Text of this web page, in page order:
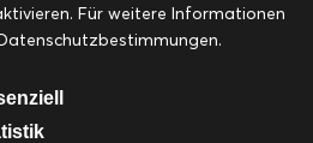
Kategorie Ostern Resteküche
SliderStartseite
Vorspeisen
& Suppen
Für weitere Informationen